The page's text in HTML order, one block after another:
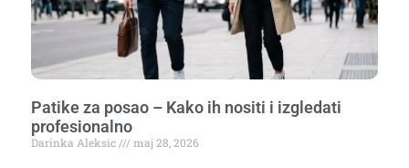
Patike za posao – Kako ih nositi i izgledati
profesionalno
Darinka Aleksic maj 28, 2026